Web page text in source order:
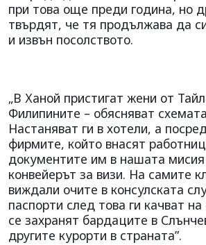
при това още преди година, но
твърдят, че тя продължава да
и извън посолството.
„В Ханой пристигат жени от
Филипините – обясняват
Настаняват ги в хотели, а
фирмите, който внасят
документите им в нашата
конвейерът за визи. На самите
виждали очите в консулската
паспорти след това ги качват
се захранят бардаците в
другите курорти в страната”.